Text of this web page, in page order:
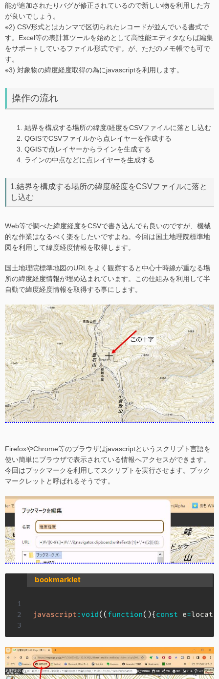
能が追加されたりバグが修正されているので新しい物を利用した方
が良いでしょう。
※2) CSV形式とはカンマで区切られたレコードが並んでいる書式で
す。Excel等の表計算ツールを始めとして高性能エディタならば編集
をサポートしているファイル形式です。が、ただのメモ帳でも可で
す。
※3) 対象物の緯度経度取得の為にjavascriptを利用します。
操作の流れ
結界を構成する場所の緯度/経度をCSVファイルに落とし込む
QGISでCSVファイルから点レイヤーを作成する
QGISで点レイヤーからラインを生成する
ラインの中点などに点レイヤーを生成する
1.結界を構成する場所の緯度/経度をCSVファイルに落と
し込む
Web等で調べた緯度経度をCSVで書き込んでも良いのですが、機械
的な作業はなるべく楽をしたいですよね。今回は国土地理院標準地
図を利用して緯度経度情報を取得します。
国土地理院標準地図のURLをよく観察すると中心十時線が重なる場
所の緯度経度情報が埋め込まれています。この仕組みを利用して半
自動で緯度経度情報を取得する事にします。
FirefoxやChrome等のブラウザはjavascriptというスクリプト言語を
使い簡単にブラウザで表示されている情報へアクセスができます。
今回はブックマークを利用してスクリプトを実行させます。ブック
マークレットと呼ばれるそうです。
bookmarklet
javascript : void( ( function( ){const e=